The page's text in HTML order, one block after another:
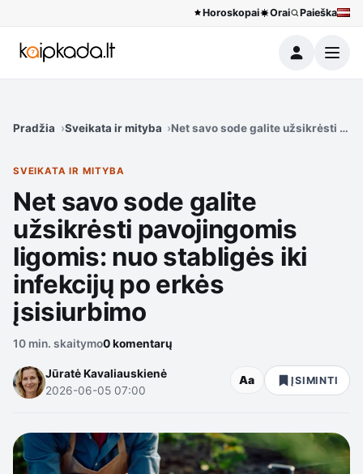
Horoskopai Orai Paieška
Meniu
Pradžia Sveikata ir mityba Net savo sode galite užsikrėsti
SVEIKATA IR MITYBA
Net savo sode galite
užsikrėsti pavojingomis
ligomis: nuo stabligės iki
infekcijų po erkės
įsisiurbimo
10 min. skaitymo0 komentarų
Jūratė Kavaliauskienė
2026-06-05 07:00
Aa ĮSIMINTI